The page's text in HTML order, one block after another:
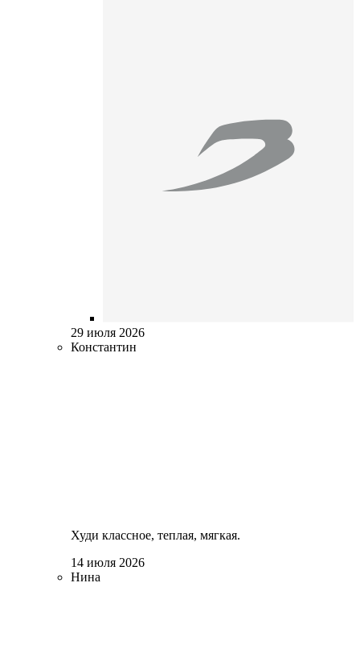
29 июля 2026
Константин
Худи классное, теплая, мягкая.
14 июля 2026
Нина